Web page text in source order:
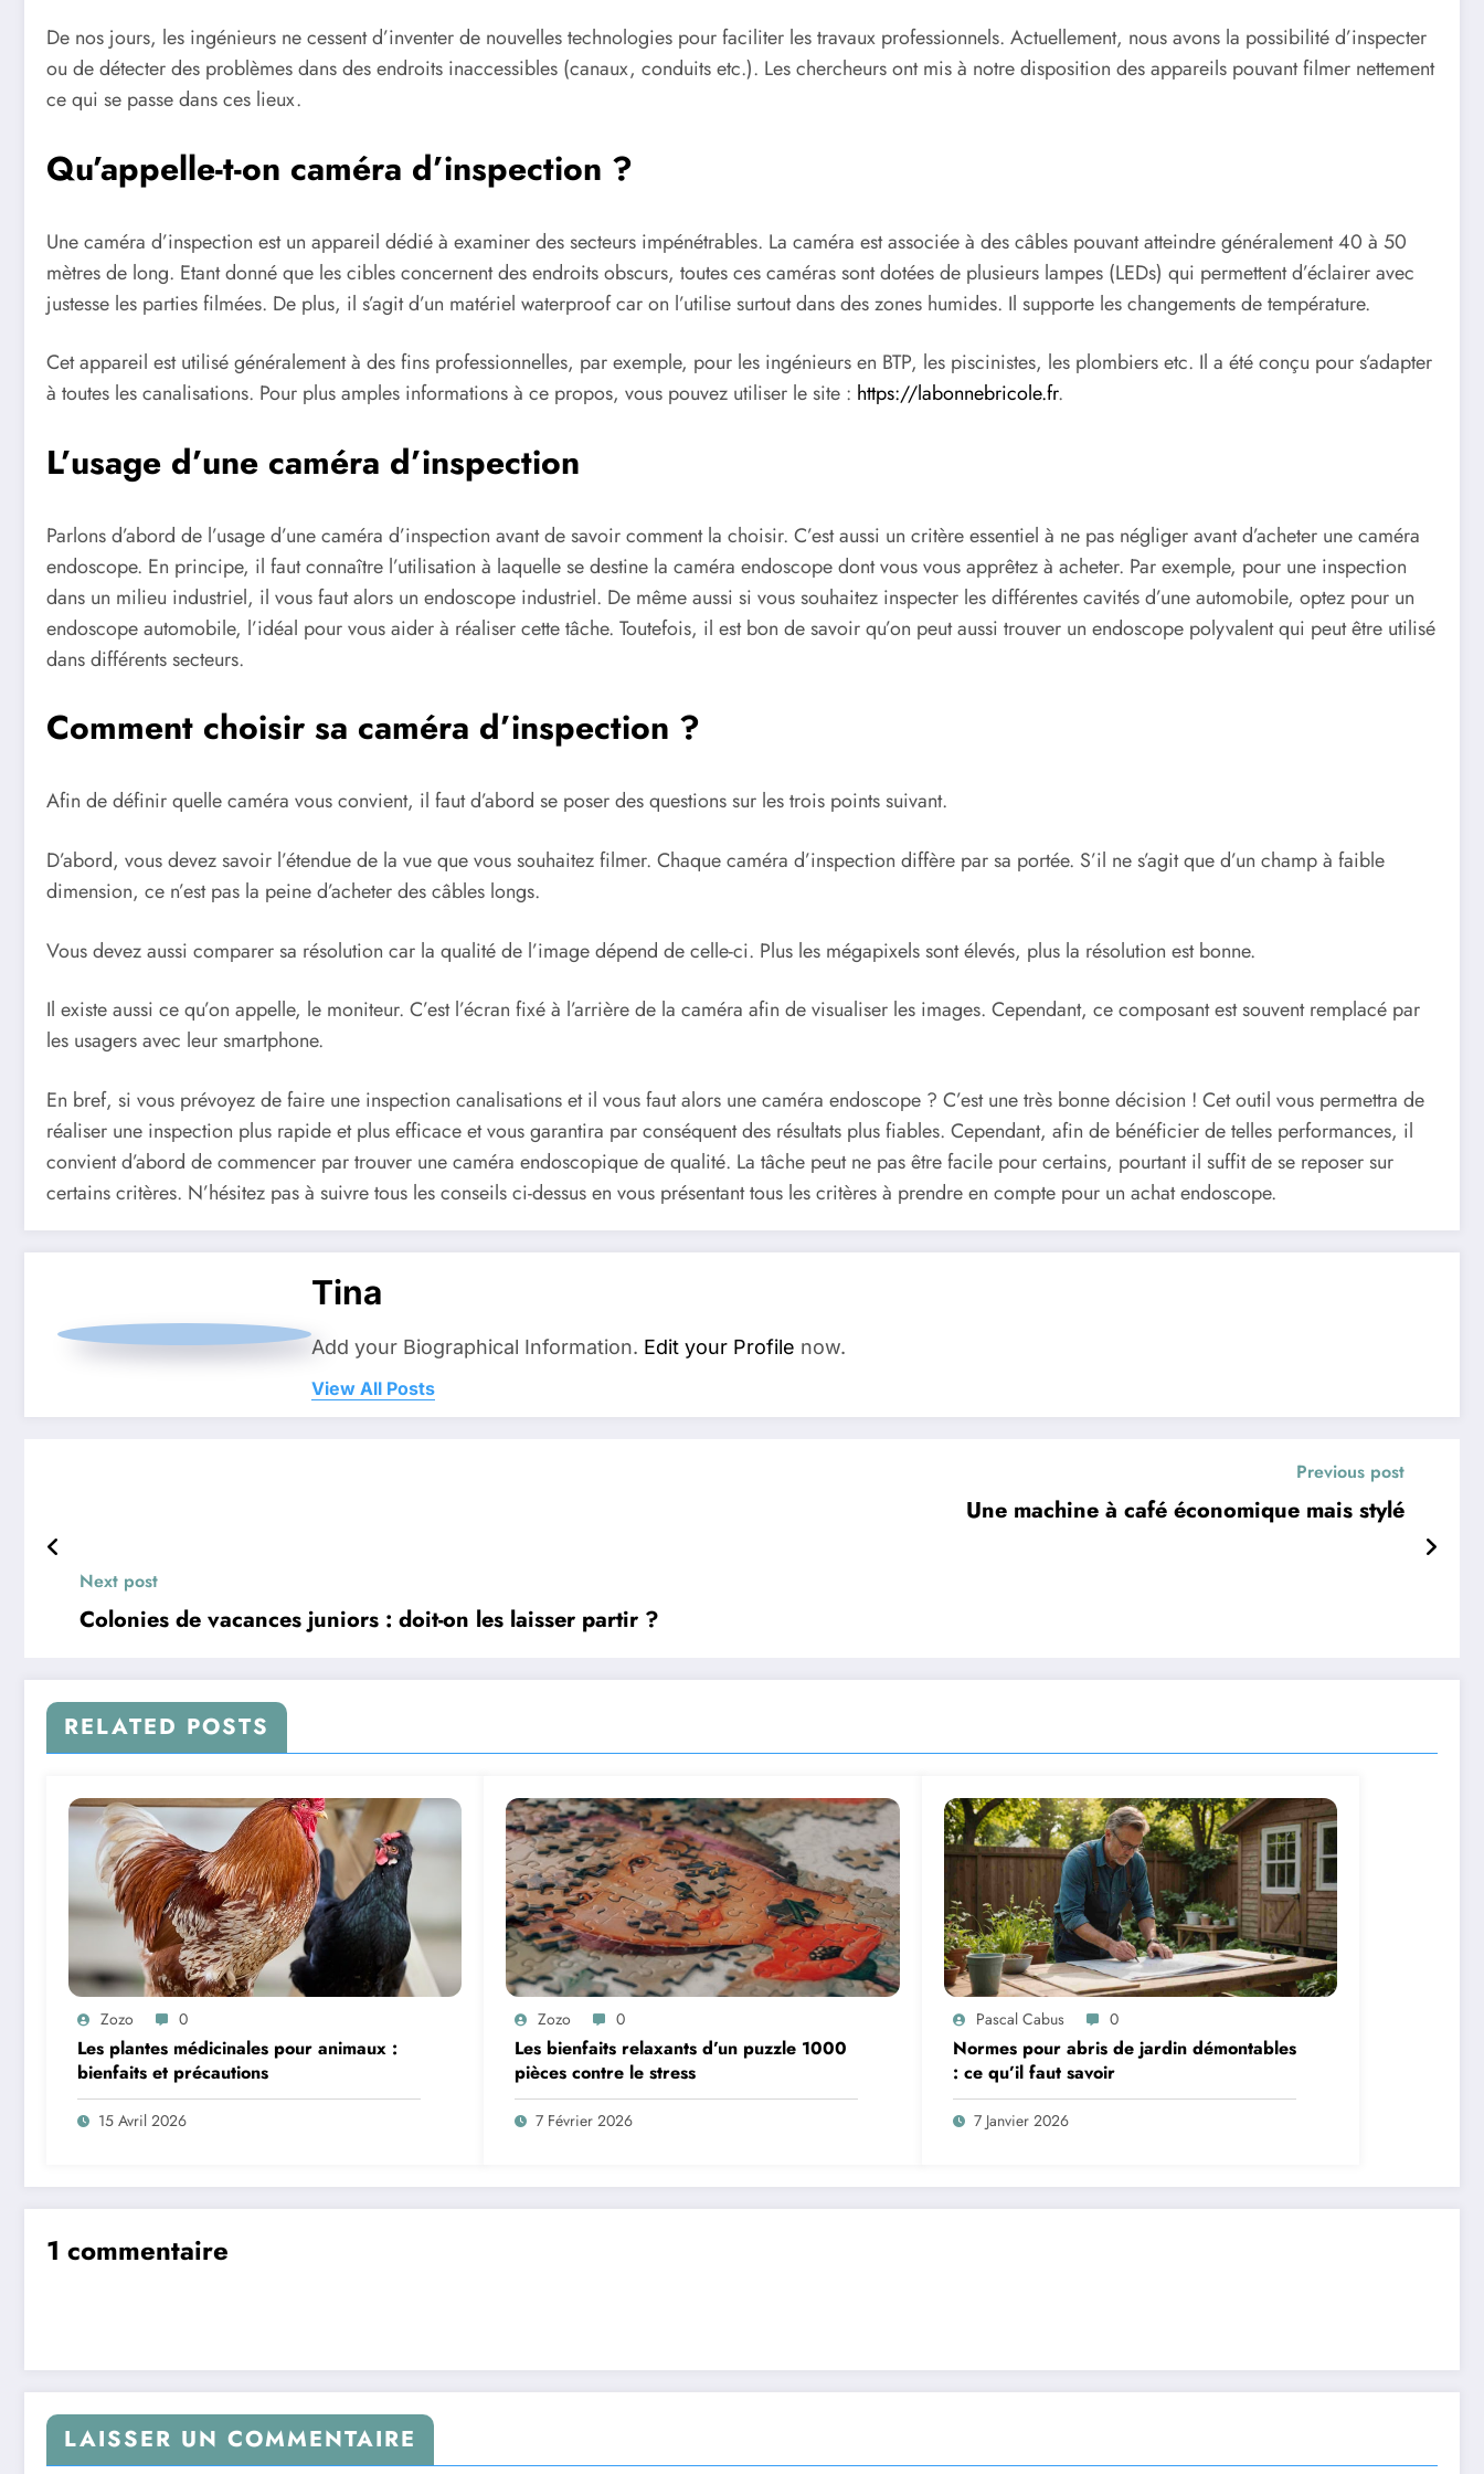
De nos jours, les ingénieurs ne cessent d’inventer de nouvelles technologies pour faciliter les travaux professionnels. Actuellement, nous avons la possibilité d’inspecter
ou de détecter des problèmes dans des endroits inaccessibles (canaux, conduits etc.). Les chercheurs ont mis à notre disposition des appareils pouvant filmer nettement
ce qui se passe dans ces lieux.
Qu’appelle-t-on caméra d’inspection ?
Une caméra d’inspection est un appareil dédié à examiner des secteurs impénétrables. La caméra est associée à des câbles pouvant atteindre généralement 40 à 50
mètres de long. Etant donné que les cibles concernent des endroits obscurs, toutes ces caméras sont dotées de plusieurs lampes (LEDs) qui permettent d’éclairer avec
justesse les parties filmées. De plus, il s’agit d’un matériel waterproof car on l’utilise surtout dans des zones humides. Il supporte les changements de température.
Cet appareil est utilisé généralement à des fins professionnelles, par exemple, pour les ingénieurs en BTP, les piscinistes, les plombiers etc. Il a été conçu pour s’adapter
à toutes les canalisations. Pour plus amples informations à ce propos, vous pouvez utiliser le site : https://labonnebricole.fr.
L’usage d’une caméra d’inspection
Parlons d’abord de l’usage d’une caméra d’inspection avant de savoir comment la choisir. C’est aussi un critère essentiel à ne pas négliger avant d’acheter une caméra
endoscope. En principe, il faut connaître l’utilisation à laquelle se destine la caméra endoscope dont vous vous apprêtez à acheter. Par exemple, pour une inspection
dans un milieu industriel, il vous faut alors un endoscope industriel. De même aussi si vous souhaitez inspecter les différentes cavités d’une automobile, optez pour un
endoscope automobile, l’idéal pour vous aider à réaliser cette tâche. Toutefois, il est bon de savoir qu’on peut aussi trouver un endoscope polyvalent qui peut être utilisé
dans différents secteurs.
Comment choisir sa caméra d’inspection ?
Afin de définir quelle caméra vous convient, il faut d’abord se poser des questions sur les trois points suivant.
D’abord, vous devez savoir l’étendue de la vue que vous souhaitez filmer. Chaque caméra d’inspection diffère par sa portée. S’il ne s’agit que d’un champ à faible
dimension, ce n’est pas la peine d’acheter des câbles longs.
Vous devez aussi comparer sa résolution car la qualité de l’image dépend de celle-ci. Plus les mégapixels sont élevés, plus la résolution est bonne.
Il existe aussi ce qu’on appelle, le moniteur. C’est l’écran fixé à l’arrière de la caméra afin de visualiser les images. Cependant, ce composant est souvent remplacé par
les usagers avec leur smartphone.
En bref, si vous prévoyez de faire une inspection canalisations et il vous faut alors une caméra endoscope ? C’est une très bonne décision ! Cet outil vous permettra de
réaliser une inspection plus rapide et plus efficace et vous garantira par conséquent des résultats plus fiables. Cependant, afin de bénéficier de telles performances, il
convient d’abord de commencer par trouver une caméra endoscopique de qualité. La tâche peut ne pas être facile pour certains, pourtant il suffit de se reposer sur
certains critères. N’hésitez pas à suivre tous les conseils ci-dessus en vous présentant tous les critères à prendre en compte pour un achat endoscope.
Tina
Add your Biographical Information. Edit your Profile now.
View All Posts
Previous post
Une machine à café économique mais stylé
Next post
Colonies de vacances juniors : doit-on les laisser partir ?
RELATED POSTS
Zozo 0
Les plantes médicinales pour animaux :
bienfaits et précautions
15 Avril 2026
Zozo 0
Les bienfaits relaxants d’un puzzle 1000
pièces contre le stress
7 Février 2026
Pascal Cabus 0
Normes pour abris de jardin démontables
: ce qu’il faut savoir
7 Janvier 2026
1 commentaire
LAISSER UN COMMENTAIRE